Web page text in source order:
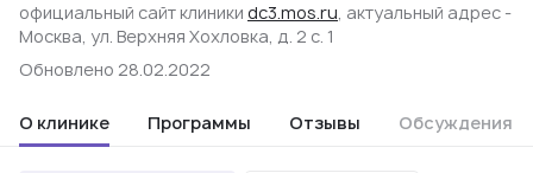
официальный сайт клиники dc3.mos.ru, актуальный адрес -
Москва, ул. Верхняя Хохловка, д. 2 с. 1
Обновлено 28.02.2022
О клинике Программы Отзывы Обсуждения